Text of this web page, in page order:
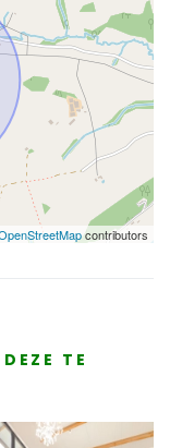
contributors
TE